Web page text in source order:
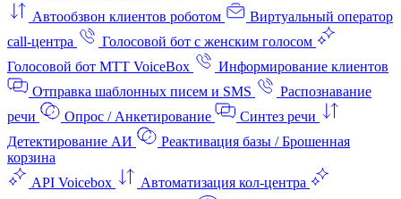
Автообзвон клиентов роботом
Виртуальный оператор
call-центра
Голосовой бот с женским голосом
Голосовой бот МТТ VoiceBox
Информирование клиентов
Отправка шаблонных писем и SMS
Распознавание
речи
Опрос / Анкетирование
Синтез речи
Детектирование АИ
Реактивация базы / Брошенная
корзина
API Voicebox
Автоматизация кол‑центра